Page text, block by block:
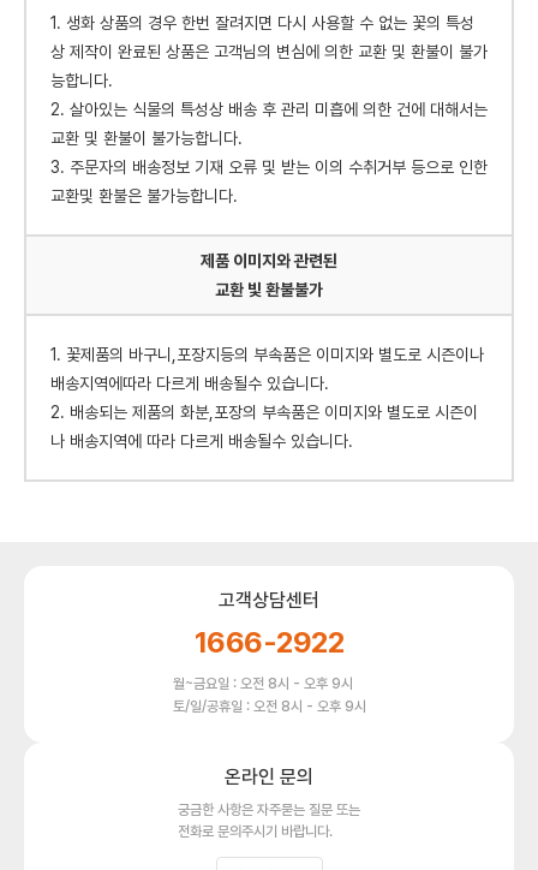
1. 생화 상품의 경우 한번 잘려지면 다시 사용할 수 없는 꽃의 특성
상 제작이 완료된 상품은 고객님의 변심에 의한 교환 및 환불이 불가
능합니다.
2. 살아있는 식물의 특성상 배송 후 관리 미흡에 의한 건에 대해서는
교환 및 환불이 불가능합니다.
3. 주문자의 배송정보 기재 오류 및 받는 이의 수취거부 등으로 인한
교환및 환불은 불가능합니다.
제품 이미지와 관련된
교환 빛 환불불가
1. 꽃제품의 바구니,포장지등의 부속품은 이미지와 별도로 시즌이나
배송지역에따라 다르게 배송될수 있습니다.
2. 배송되는 제품의 화분,포장의 부속품은 이미지와 별도로 시즌이
나 배송지역에 따라 다르게 배송될수 있습니다.
고객상담센터
1666-2922
월~금요일 : 오전 8시 - 오후 9시
토/일/공휴일 : 오전 8시 - 오후 9시
온라인 문의
궁금한 사항은 자주묻는 질문 또는
전화로 문의주시기 바랍니다.